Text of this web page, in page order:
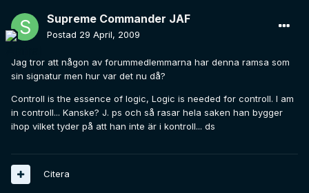
Supreme Commander JAF
Postad 29 April, 2009
Jag tror att någon av forummedlemmarna har denna ramsa som
sin signatur men hur var det nu då?
Controll is the essence of logic, Logic is needed for controll. I am
in controll... Kanske? J. ps och så rasar hela saken han bygger
ihop vilket tyder på att han inte är i kontroll... ds
Citera